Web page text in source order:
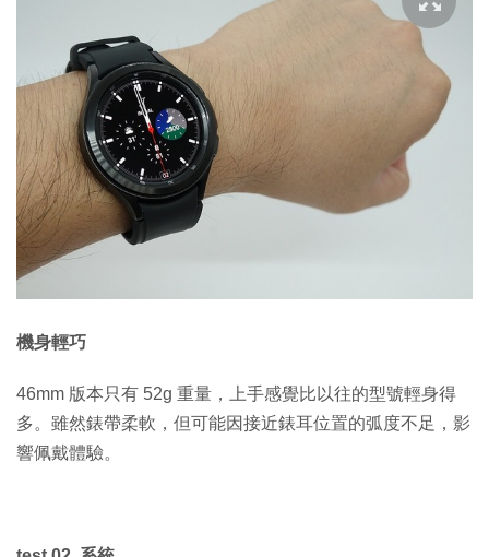
機身輕巧
46mm 版本只有 52g 重量，上手感覺比以往的型號輕身得
多。雖然錶帶柔軟，但可能因接近錶耳位置的弧度不足，影
響佩戴體驗。